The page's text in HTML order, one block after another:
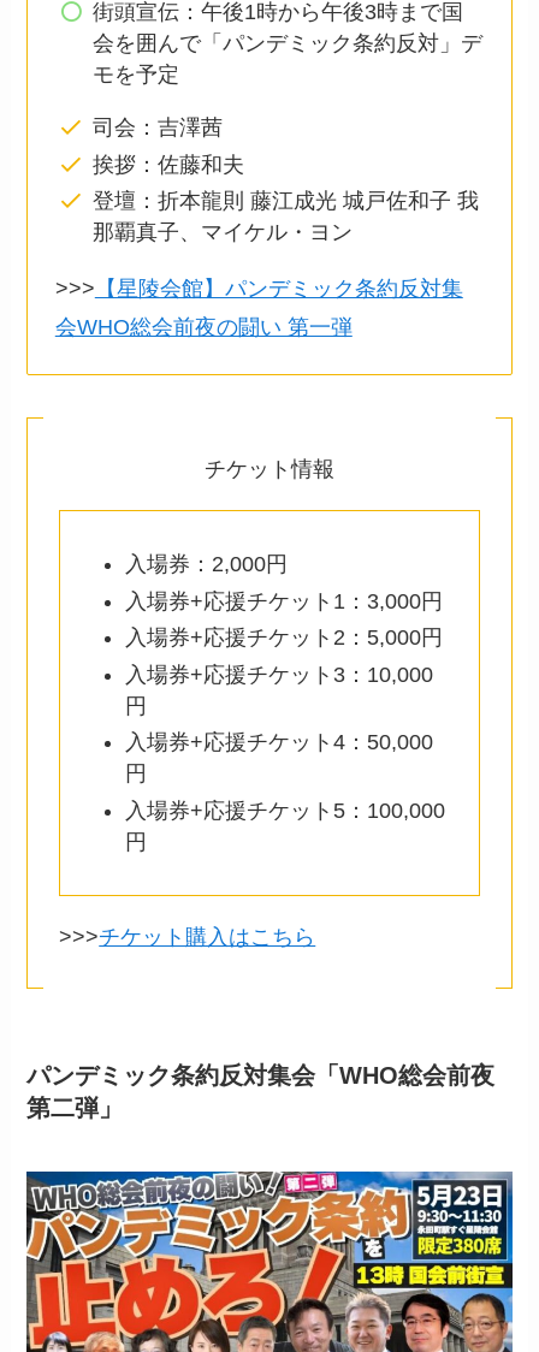
街頭宣伝：午後1時から午後3時まで国
会を囲んで「パンデミック条約反対」デ
モを予定
司会：吉澤茜
挨拶：佐藤和夫
登壇：折本龍則 藤江成光 城戸佐和子 我
那覇真子、マイケル・ヨン
>>> 【星陵会館】パンデミック条約反対集
会WHO総会前夜の闘い 第一弾
チケット情報
入場券：2,000円
入場券+応援チケット1：3,000円
入場券+応援チケット2：5,000円
入場券+応援チケット3：10,000
円
入場券+応援チケット4：50,000
円
入場券+応援チケット5：100,000
円
>>>チケット購入はこちら
パンデミック条約反対集会「WHO総会前夜
第二弾」